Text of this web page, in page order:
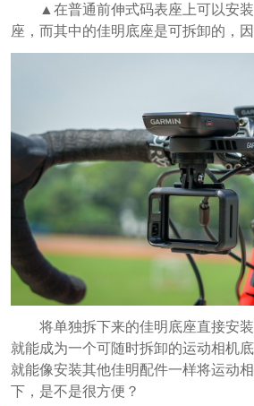
▲在普通前伸式码表座上可以安
座，而其中的佳明底座是可拆卸的，
将单独拆下来的佳明底座直接安
就能成为一个可随时拆卸的运动相机
就能像安装其他佳明配件一样将运动
下，是不是很方便？